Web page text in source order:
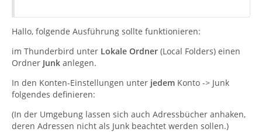
Hallo, folgende Ausführung sollte funktionieren:
im Thunderbird unter Lokale Ordner (Local Folders) einen
Ordner Junk anlegen.
In den Konten-Einstellungen unter jedem Konto -> Junk
folgendes definieren:
(In der Umgebung lassen sich auch Adressbücher anhaken,
deren Adressen nicht als Junk beachtet werden sollen.)